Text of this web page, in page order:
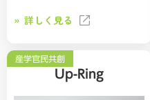
詳しく見る
産学官民共創
Up-Ring